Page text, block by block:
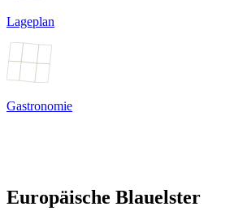
Lageplan
Gastronomie
Europäische Blauelster